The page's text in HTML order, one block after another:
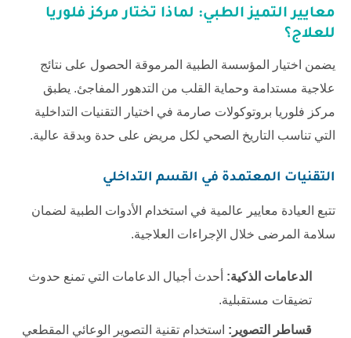
معايير التميز الطبي: لماذا تختار مركز فلوريا
للعلاج؟
يضمن اختيار المؤسسة الطبية المرموقة الحصول على نتائج
علاجية مستدامة وحماية القلب من التدهور المفاجئ. يطبق
مركز فلوريا بروتوكولات صارمة في اختيار التقنيات التداخلية
التي تناسب التاريخ الصحي لكل مريض على حدة وبدقة عالية.
التقنيات المعتمدة في القسم التداخلي
تتبع العيادة معايير عالمية في استخدام الأدوات الطبية لضمان
سلامة المرضى خلال الإجراءات العلاجية.
الدعامات الذكية: أحدث أجيال الدعامات التي تمنع حدوث
تضيقات مستقبلية.
قساطر التصوير: استخدام تقنية التصوير الوعائي المقطعي